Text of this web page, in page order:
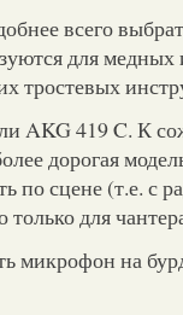
всего
для
тростевых
AKG 419 C. К
дорогая
по сцене (т.е. с
только для
микрофон на